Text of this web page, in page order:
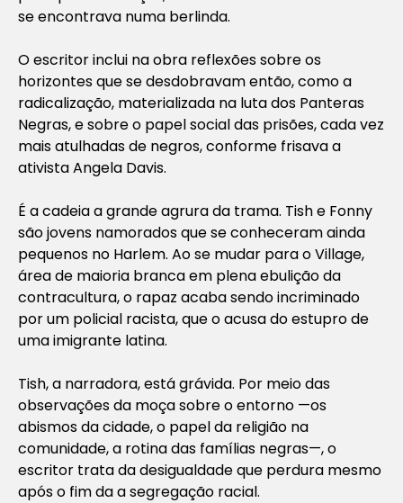
se encontrava numa berlinda.
O escritor inclui na obra reflexões sobre os
horizontes que se desdobravam então, como a
radicalização, materializada na luta dos Panteras
Negras, e sobre o papel social das prisões, cada vez
mais atulhadas de negros, conforme frisava a
ativista Angela Davis.
É a cadeia a grande agrura da trama. Tish e Fonny
são jovens namorados que se conheceram ainda
pequenos no Harlem. Ao se mudar para o Village,
área de maioria branca em plena ebulição da
contracultura, o rapaz acaba sendo incriminado
por um policial racista, que o acusa do estupro de
uma imigrante latina.
Tish, a narradora, está grávida. Por meio das
observações da moça sobre o entorno —os
abismos da cidade, o papel da religião na
comunidade, a rotina das famílias negras—, o
escritor trata da desigualdade que perdura mesmo
após o fim da a segregação racial.